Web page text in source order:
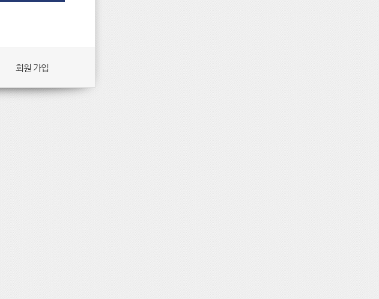
회원 가입